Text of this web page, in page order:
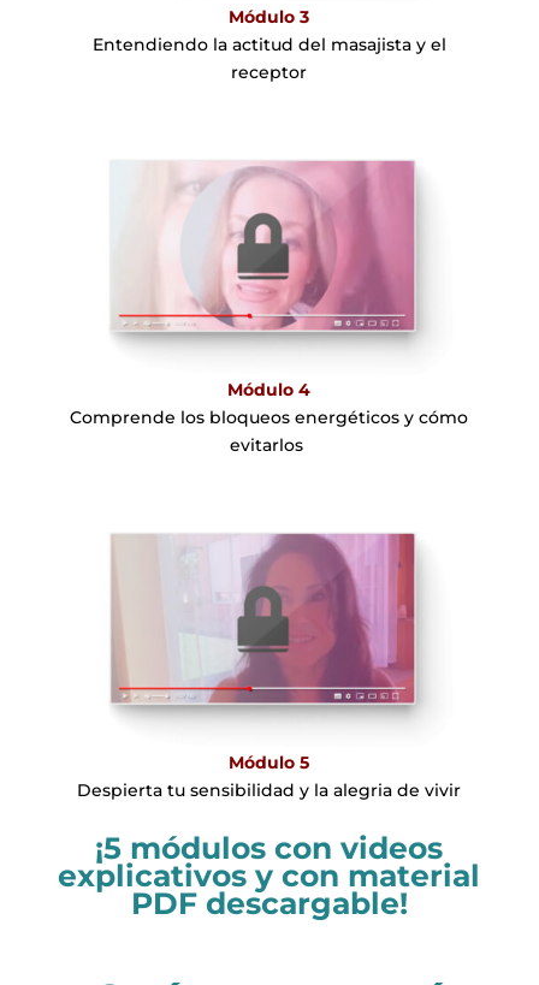
Módulo 3
Entendiendo la actitud del masajista y el
receptor
Módulo 4
Comprende los bloqueos energéticos y cómo
evitarlos
Módulo 5
Despierta tu sensibilidad y la alegria de vivir
¡5 módulos con videos
explicativos y con material
PDF descargable!